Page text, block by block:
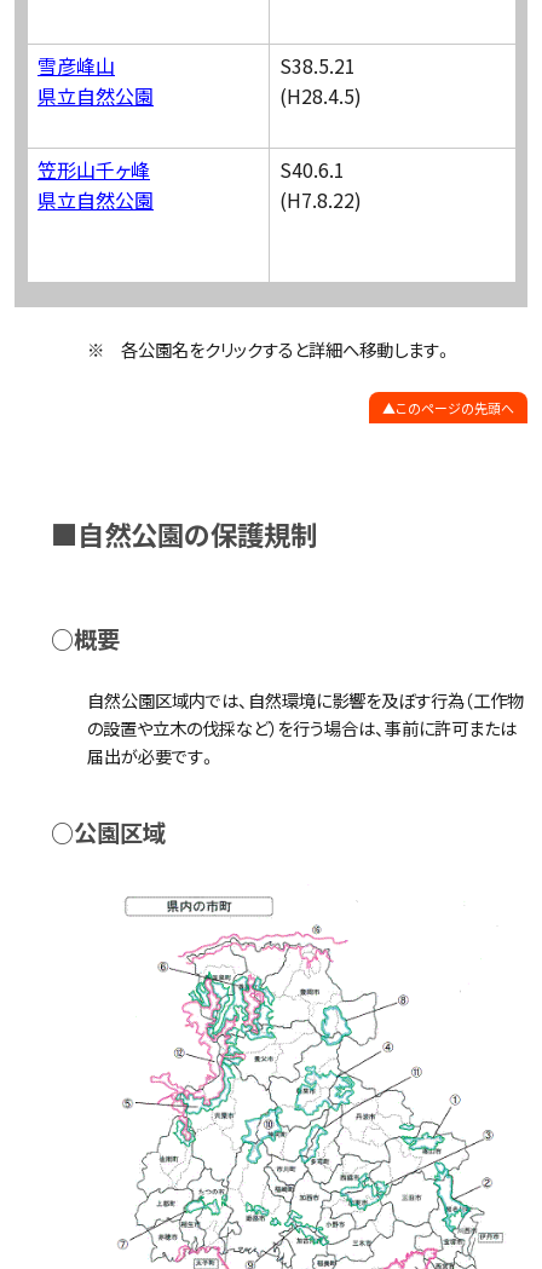
雪彦峰山
県立自然公園
S38.5.21
(H28.4.5)
笠形山千ヶ峰
県立自然公園
S40.6.1
(H7.8.22)
※ 各公園名をクリックすると詳細へ移動します。
このページの先頭へ
■自然公園の保護規制
○概要
自然公園区域内では、自然環境に影響を及ぼす行為（工作物
の設置や立木の伐採など）を行う場合は、事前に許可または
届出が必要です。
○公園区域